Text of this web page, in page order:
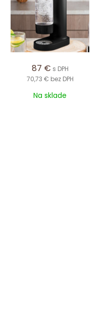
87 € s DPH
70,73 € bez DPH
Na sklade